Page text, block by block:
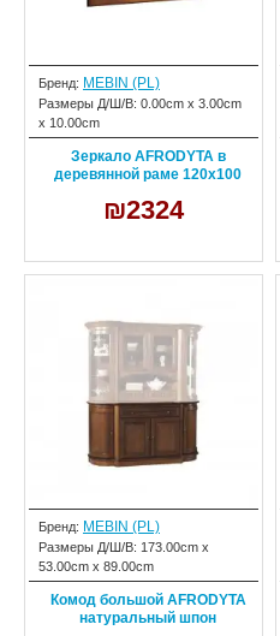
Бренд: MEBIN (PL)
Размеры Д/Ш/В: 0.00cm x 3.00cm
x 10.00cm
Зеркало AFRODYTA в
деревянной раме 120x100
₪2324
Бренд: MEBIN (PL)
Размеры Д/Ш/В: 173.00cm x
53.00cm x 89.00cm
Комод большой AFRODYTA
натуральный шпон